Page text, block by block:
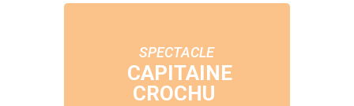
SPECTACLE
CAPITAINE
CROCHU